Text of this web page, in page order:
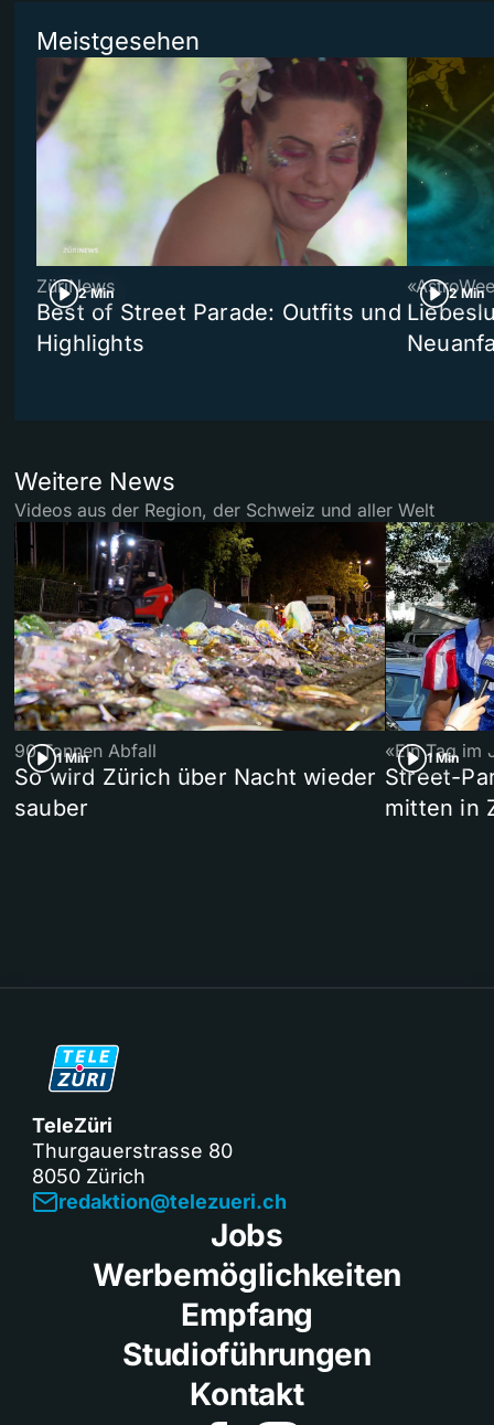
Meistgesehen
2 Min
ZüriNews
Best of Street Parade: Outfits und
Highlights
2 Min
Weitere News
Videos aus der Region, der Schweiz und aller Welt
1 Min
90 Tonnen Abfall
So wird Zürich über Nacht wieder
sauber
1 Min
«Ein Tag im
Street-
mitten in
TeleZüri
Thurgauerstrasse 80
8050 Zürich
redaktion@telezueri.ch
Jobs
Werbemöglichkeiten
Empfang
Studioführungen
Kontakt